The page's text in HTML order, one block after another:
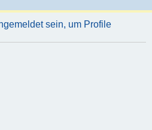
sein, um Profile